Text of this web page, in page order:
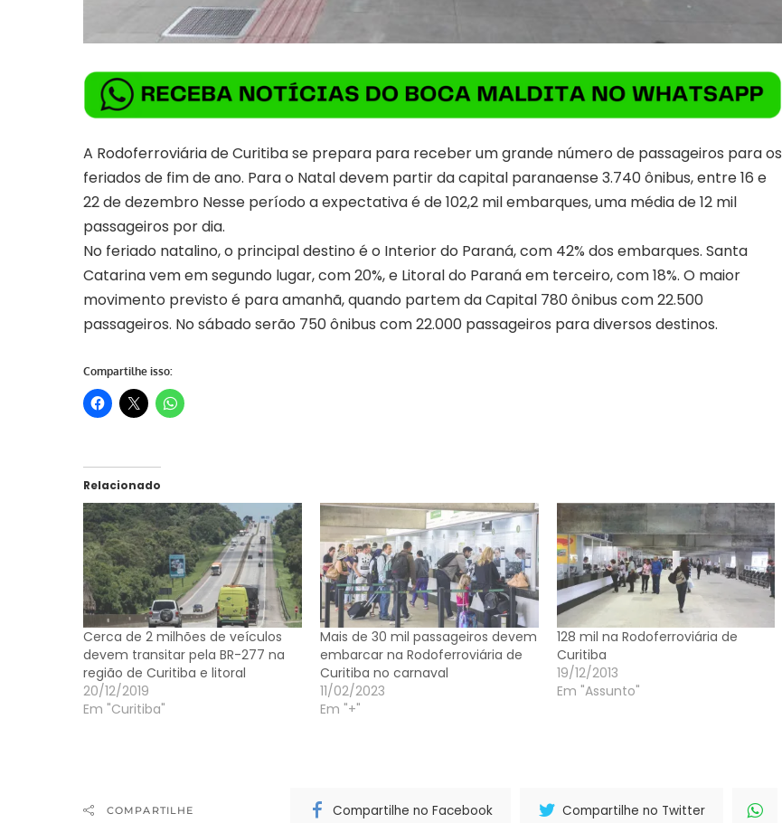
A Rodoferroviária de Curitiba se prepara para receber um grande número de passageiros para os
feriados de fim de ano. Para o Natal devem partir da capital paranaense 3.740 ônibus, entre 16 e
22 de dezembro Nesse período a expectativa é de 102,2 mil embarques, uma média de 12 mil
passageiros por dia.
No feriado natalino, o principal destino é o Interior do Paraná, com 42% dos embarques. Santa
Catarina vem em segundo lugar, com 20%, e Litoral do Paraná em terceiro, com 18%. O maior
movimento previsto é para amanhã, quando partem da Capital 780 ônibus com 22.500
passageiros. No sábado serão 750 ônibus com 22.000 passageiros para diversos destinos.
Compartilhe isso:
Relacionado
Cerca de 2 milhões de veículos
devem transitar pela BR-277 na
região de Curitiba e litoral
20/12/2019
Em "Curitiba"
Mais de 30 mil passageiros devem
embarcar na Rodoferroviária de
Curitiba no carnaval
11/02/2023
Em "+"
128 mil na Rodoferroviária de
Curitiba
19/12/2013
Em "Assunto"
COMPARTILHE Compartilhe no Facebook Compartilhe no Twitter